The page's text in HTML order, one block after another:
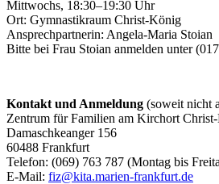
Mittwochs, 18:30–19:30 Uhr
Ort: Gymnastikraum Christ-König
Ansprechpartnerin: Angela-Maria Stoian
Bitte bei Frau Stoian anmelden unter
Kontakt und Anmeldung (soweit nicht
Zentrum für Familien am Kirchort
Damaschkeanger 156
60488 Frankfurt
Telefon: (069) 763 787 (Montag bis
E-Mail: fiz@kita.marien-frankfurt.de